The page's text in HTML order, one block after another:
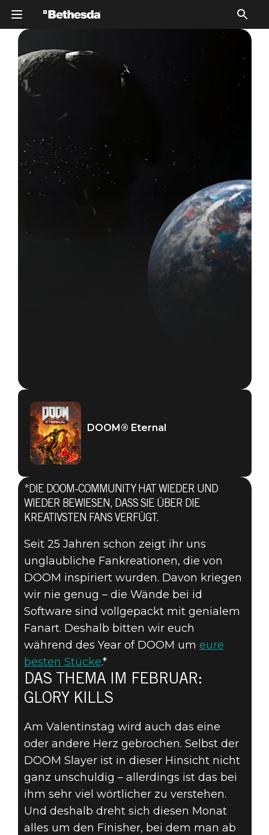
DOOM® Eternal
REICHT EURE
DOOM-FANART
EIN – DAS
THEMA IM
FEBRUAR:
GLORY KILLS
DOOM® Eternal
*DIE DOOM-COMMUNITY HAT WIEDER UND
WIEDER BEWIESEN, DASS SIE ÜBER DIE
KREATIVSTEN FANS VERFÜGT.
Seit 25 Jahren schon zeigt ihr uns
unglaubliche Fankreationen, die von
DOOM inspiriert wurden. Davon kriegen
wir nie genug – die Wände bei id
Software sind vollgepackt mit genialem
Fanart. Deshalb bitten wir euch
während des Year of DOOM um eure
besten Stücke.*
DAS THEMA IM FEBRUAR:
GLORY KILLS
Am Valentinstag wird auch das eine
oder andere Herz gebrochen. Selbst der
DOOM Slayer ist in dieser Hinsicht nicht
ganz unschuldig – allerdings ist das bei
ihm sehr viel wörtlicher zu verstehen.
Und deshalb dreht sich diesen Monat
alles um den Finisher, bei dem man ab